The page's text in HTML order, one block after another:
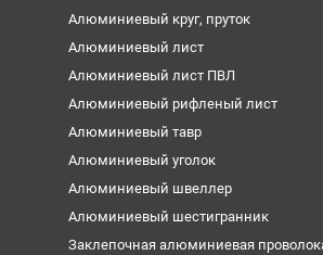
Алюминиевый круг, пруток
Алюминиевый лист
Алюминиевый лист ПВЛ
Алюминиевый рифленый лист
Алюминиевый тавр
Алюминиевый уголок
Алюминиевый швеллер
Алюминиевый шестигранник
Заклепочная алюминиевая